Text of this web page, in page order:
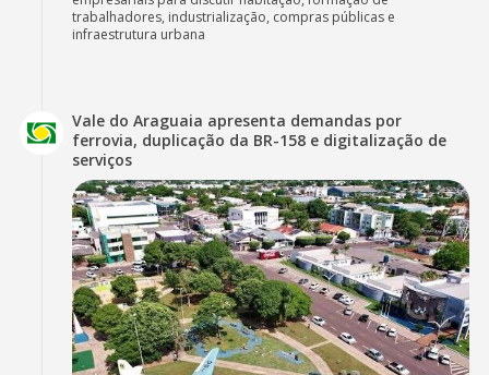
trabalhadores, industrialização, compras públicas e
infraestrutura urbana
Vale do Araguaia apresenta demandas por
ferrovia, duplicação da BR-158 e digitalização de
serviços